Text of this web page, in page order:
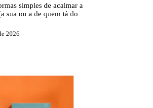
simples de acalmar a
sua ou a de quem tá do
2026